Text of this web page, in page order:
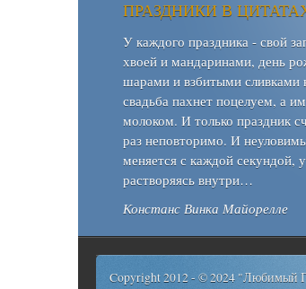
ПРАЗДНИКИ В
У каждого праздника - свой
хвоей и мандаринами, день
шарами и взбитыми сливками
свадьба пахнет поцелуем, а
молоком. И только праздник
раз неповторимо. И
меняется с каждой секундой,
растворяясь внутри…
Констанс Винка Майорелле
Copyright 2012 - © 2024 "Любимый